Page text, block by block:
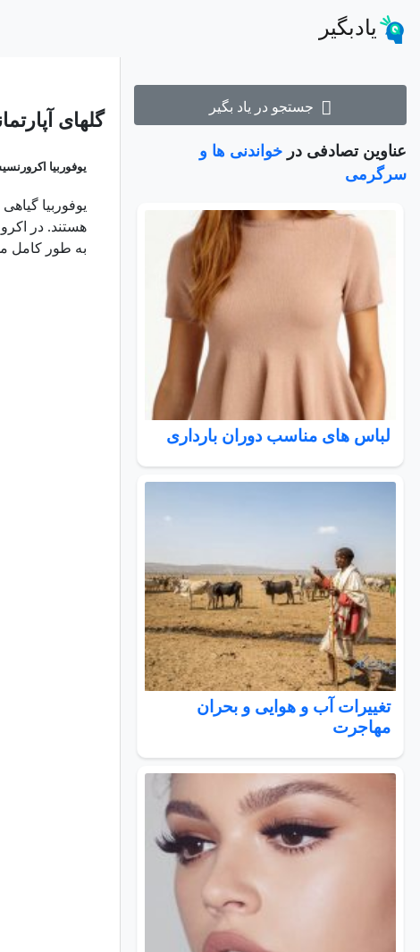
یادبگیر
جستجو در یاد بگیر
عناوین تصادفی در خواندنی ها و
سرگرمی
لباس های مناسب دوران بارداری
تغییرات آب و هوایی و بحران
مهاجرت
گلهای
یوفوربیا
یوفوربیا
هستند. در
به طور کامل